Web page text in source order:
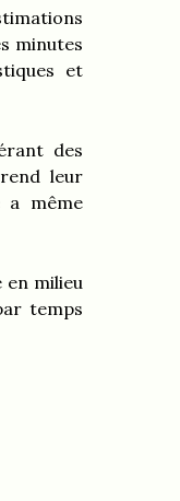
minutes
et
des
leur
a même
milieu
temps